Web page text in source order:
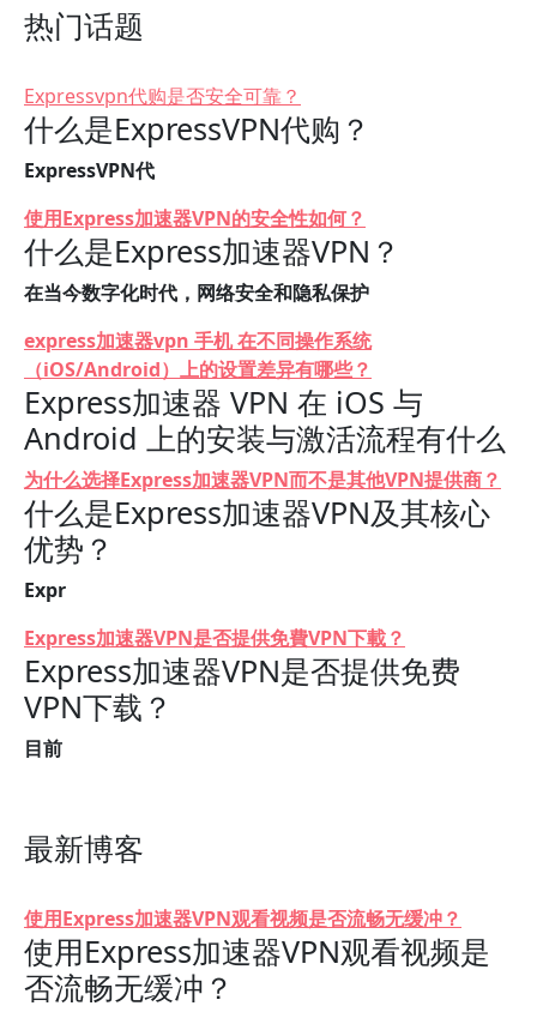
热门话题
Expressvpn代购是否安全可靠？
什么是ExpressVPN代购？
ExpressVPN代
使用Express加速器VPN的安全性如何？
什么是Express加速器VPN？
在当今数字化时代，网络安全和隐私保护
express加速器vpn 手机 在不同操作系统
（iOS/Android）上的设置差异有哪些？
Express加速器 VPN 在 iOS 与
Android 上的安装与激活流程有什么
为什么选择Express加速器VPN而不是其他VPN提供商？
什么是Express加速器VPN及其核心
优势？
Expr
Express加速器VPN是否提供免費VPN下載？
Express加速器VPN是否提供免费
VPN下载？
目前
最新博客
使用Express加速器VPN观看视频是否流畅无缓冲？
使用Express加速器VPN观看视频是
否流畅无缓冲？